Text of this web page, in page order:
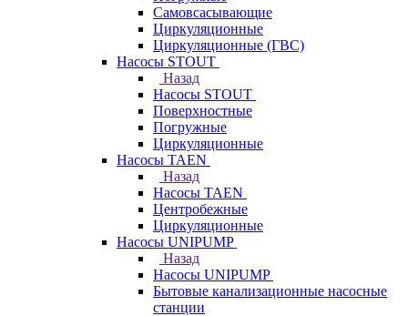
Самовсасывающие
Циркуляционные
Циркуляционные (ГВС)
Насосы STOUT
Назад
Насосы STOUT
Поверхностные
Погружные
Циркуляционные
Насосы TAEN
Назад
Насосы TAEN
Центробежные
Циркуляционные
Насосы UNIPUMP
Назад
Насосы UNIPUMP
Бытовые канализационные насосные
станции